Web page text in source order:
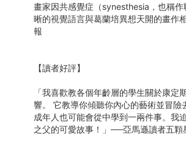
畫家因共感覺症（synesthesia，也稱
晰的視覺語言與葛蘭培異想天開的畫作
報
【讀者好評】
「我喜歡教各個年齡層的學生關於康
響。 它教導你傾聽你內心的藝術並冒
成年人也可能會從中學到一兩件事。我
之父的可愛故事！」──亞馬遜讀者五顆